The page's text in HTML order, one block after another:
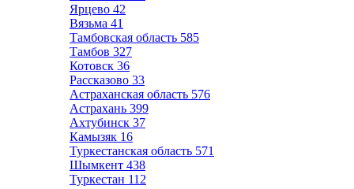
Ярцево 42
Вязьма 41
Тамбовская область 585
Тамбов 327
Котовск 36
Рассказово 33
Астраханская область 576
Астрахань 399
Ахтубинск 37
Камызяк 16
Туркестанская область 571
Шымкент 438
Туркестан 112